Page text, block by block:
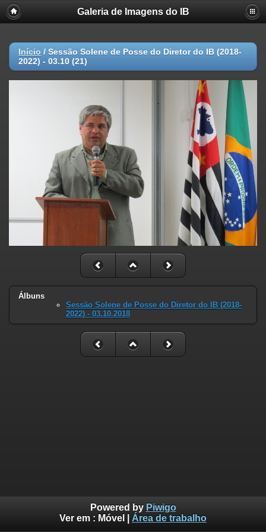
Galeria de Imagens do IB
Início / Sessão Solene de Posse do Diretor do IB (2018-
2022) - 03.10 (21)
Álbuns
Sessão Solene de Posse do Diretor do IB (2018-
2022) - 03.10.2018
Powered by Piwigo
Ver em : Móvel Área de trabalho